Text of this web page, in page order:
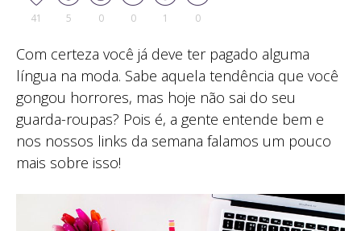
41 5 0 0 1 0
Com certeza você já deve ter pagado alguma
língua na moda. Sabe aquela tendência que você
gongou horrores, mas hoje não sai do seu
guarda-roupas? Pois é, a gente entende bem e
nos nossos links da semana falamos um pouco
mais sobre isso!